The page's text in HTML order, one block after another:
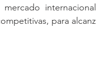
para